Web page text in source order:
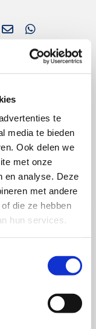
te
media te bieden
Ook delen we
met onze
en analyse. Deze
met andere
die ze hebben
hun services.
bij ING
de Raad van
met pensioen
update